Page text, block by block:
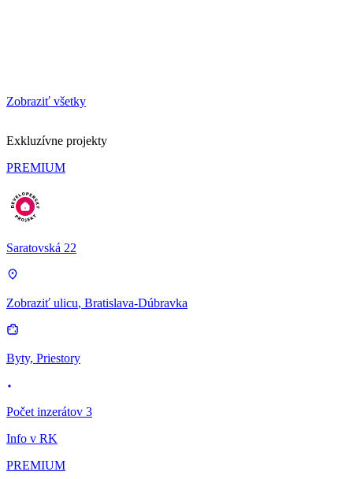
Zobraziť všetky
Exkluzívne projekty
PREMIUM
Saratovská 22
Zobraziť ulicu, Bratislava-Dúbravka
Byty, Priestory
Počet inzerátov 3
Info v RK
PREMIUM